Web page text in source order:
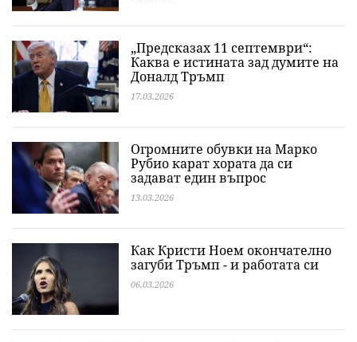
„Предсказах 11 септември“:
Каква е истината зад думите на
Доналд Тръмп
17.03.2026
Огромните обувки на Марко
Рубио карат хората да си
задават един въпрос
13.03.2026
Как Кристи Ноем окончателно
загуби Тръмп - и работата си
06.03.2026